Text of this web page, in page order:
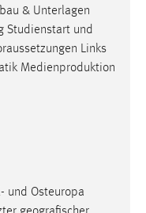
& Unterlagen
Studienstart und
Links
Medienproduktion
und Osteuropa
anzuzeigen.
über Websites